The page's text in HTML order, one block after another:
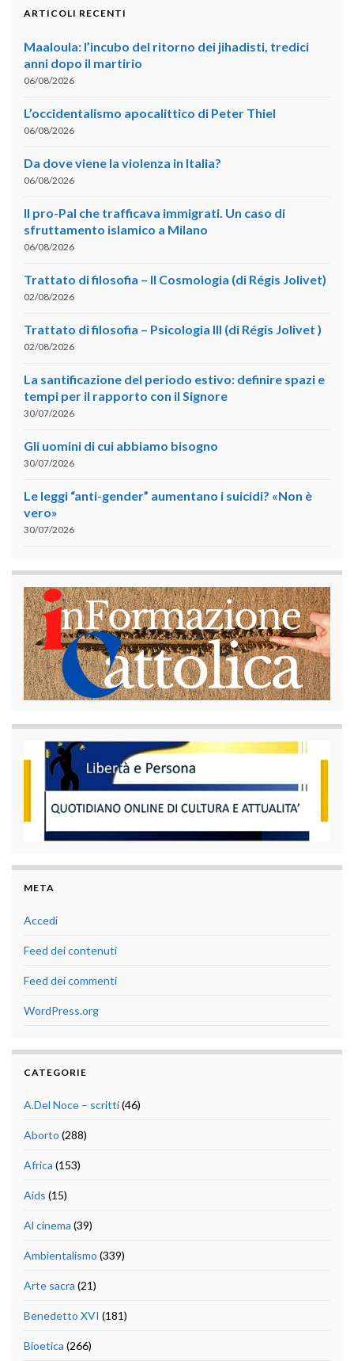
ARTICOLI RECENTI
Maaloula: l’incubo del ritorno dei jihadisti, tredici
anni dopo il martirio
06/08/2026
L’occidentalismo apocalittico di Peter Thiel
06/08/2026
Da dove viene la violenza in Italia?
06/08/2026
Il pro-Pal che trafficava immigrati. Un caso di
sfruttamento islamico a Milano
06/08/2026
Trattato di filosofia – II Cosmologia (di Régis Jolivet)
02/08/2026
Trattato di filosofia – Psicologia III (di Régis Jolivet )
02/08/2026
La santificazione del periodo estivo: definire spazi e
tempi per il rapporto con il Signore
30/07/2026
Gli uomini di cui abbiamo bisogno
30/07/2026
Le leggi “anti-gender” aumentano i suicidi? «Non è
vero»
30/07/2026
META
Accedi
Feed dei contenuti
Feed dei commenti
WordPress.org
CATEGORIE
A.Del Noce – scritti(46)
Aborto (288)
Africa (153)
Aids (15)
Al cinema (39)
Ambientalismo (339)
Arte sacra (21)
Benedetto XVI (181)
Bioetica (266)